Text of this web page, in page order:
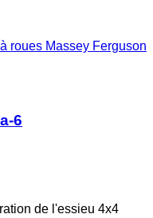
roues Massey Ferguson
6
de l'essieu 4x4